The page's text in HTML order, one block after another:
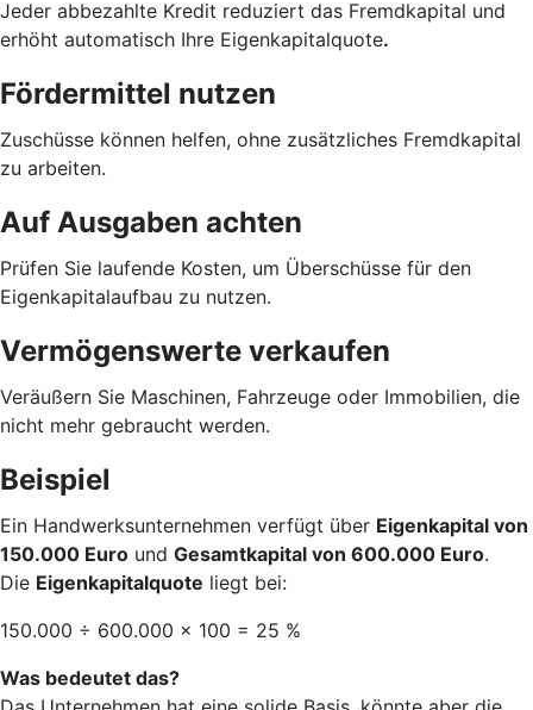
Jeder abbezahlte Kredit reduziert das Fremdkapital und
erhöht automatisch Ihre Eigenkapitalquote.
Fördermittel nutzen
Zuschüsse können helfen, ohne zusätzliches Fremdkapital
zu arbeiten.
Auf Ausgaben achten
Prüfen Sie laufende Kosten, um Überschüsse für den
Eigenkapitalaufbau zu nutzen.
Vermögenswerte verkaufen
Veräußern Sie Maschinen, Fahrzeuge oder Immobilien, die
nicht mehr gebraucht werden.
Beispiel
Ein Handwerksunternehmen verfügt über Eigenkapital von
150.000 Euro und Gesamtkapital von 600.000 Euro.
Die Eigenkapitalquote liegt bei:
150.000 ÷ 600.000 × 100 = 25 %
Was bedeutet das?